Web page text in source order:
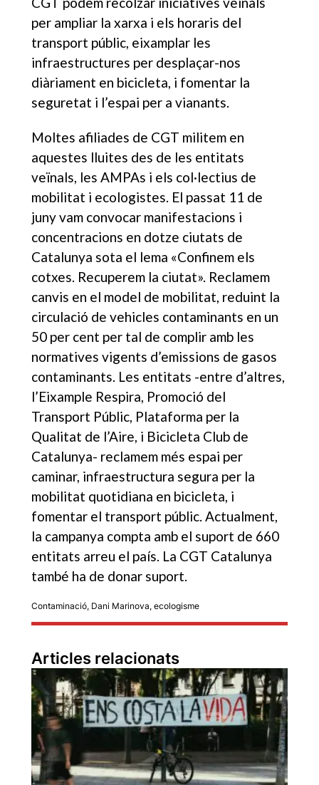
per ampliar la xarxa i els horaris del
transport públic, eixamplar les
infraestructures per desplaçar-nos
diàriament en bicicleta, i fomentar la
seguretat i l’espai per a vianants.
Moltes afiliades de CGT militem en
aquestes lluites des de les entitats
veïnals, les AMPAs i els col·lectius de
mobilitat i ecologistes. El passat 11 de
juny vam convocar manifestacions i
concentracions en dotze ciutats de
Catalunya sota el lema «Confinem els
cotxes. Recuperem la ciutat». Reclamem
canvis en el model de mobilitat, reduint la
circulació de vehicles contaminants en un
50 per cent per tal de complir amb les
normatives vigents d’emissions de gasos
contaminants. Les entitats -entre d’altres,
l’Eixample Respira, Promoció del
Transport Públic, Plataforma per la
Qualitat de l’Aire, i Bicicleta Club de
Catalunya- reclamem més espai per
caminar, infraestructura segura per la
mobilitat quotidiana en bicicleta, i
fomentar el transport públic. Actualment,
la campanya compta amb el suport de 660
entitats arreu el país. La CGT Catalunya
també ha de donar suport.
Contaminació, Dani Marinova,ecologisme
Articles relacionats